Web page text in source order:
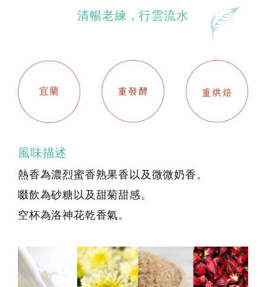
清暢老練，行雲流水
風味描述
熱香為濃烈蜜香熟果香以及微微奶香。
啜飲為砂糖以及甜菊甜感。
空杯為洛神花乾香氣。